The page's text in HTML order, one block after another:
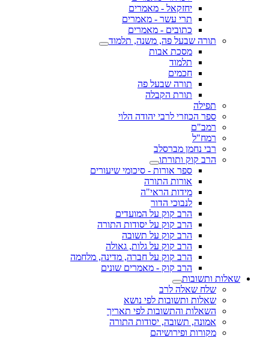
יחזקאל - מאמרים
תרי עשר - מאמרים
כתובים - מאמרים
תורה שבעל פה, משנה, תלמוד
מסכת אבות
תלמוד
חכמים
תורה שבעל פה
תורת הקבלה
תפילה
ספר הכוזרי לרבי יהודה הלוי
רמב"ם
רמח"ל
רבי נחמן מברסלב
הרב קוק ותורתו
ספר אורות - סיכומי שיעורים
אורות התורה
מידות הראי"ה
לנבוכי הדור
הרב קוק על המועדים
הרב קוק על יסודות התורה
הרב קוק על תשובה
הרב קוק על גלות, גאולה
הרב קוק על חברה, מדינה, מלחמה
הרב קוק - מאמרים שונים
שאלות ותשובות
שלח שאלה לרב
שאלות ותשובות לפי נושא
השאלות והתשובות לפי תאריך
אמונה, תשובה, יסודות התורה
מקורות ופירושיהם